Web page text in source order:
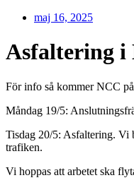
maj 16, 2025
Asfaltering i
För info så kommer NCC
Måndag 19/5:
Tisdag 20/5: Asfaltering. Vi
trafiken.
Vi hoppas att arbetet ska